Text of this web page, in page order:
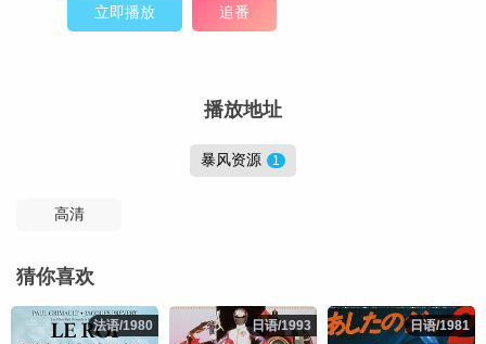
立即播放 追番
播放地址
暴风资源 1
高清
猜你喜欢
法语/1980
法语/1980 日语/1993
日语/1993 日语/1981
日语/1981